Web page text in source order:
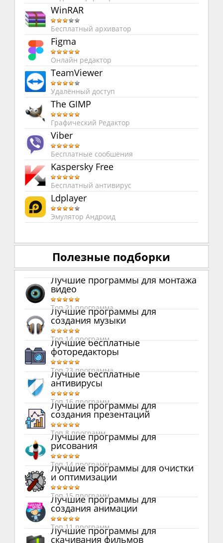
WinRAR
Бесплатный архиватор
Figma
Онлайн редактор
TeamViewer
Удалённый доступ
The GIMP
Графический Редактор
Viber
Бесплатные сообшения
Kaspersky Free
Бесплатный антивирус
Ldplayer
Эмулятор Андроид
Полезные подборки
Лучшие программы для монтажа
видео
Топ 21 программа
Лучшие программы для
создания музыки
Топ 14 программ
Лучшие бесплатные
фоторедакторы
Топ 23 программа
Лучшие бесплатные
антивирусы
Топ 16 программ
Лучшие программы для
создания презентаций
Топ 8 программ
Лучшие программы для
рисования
Топ 14 программ
Лучшие программы для очистки
и оптимизации
Топ 15 программ
Лучшие программы для
создания анимации
Топ 11 программ
Лучшие программы для
скачивания фильмов